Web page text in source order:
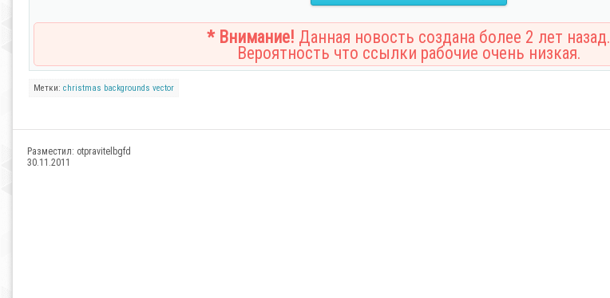
* Внимание! Данная новость создана более 2 лет назад.
Вероятность что ссылки рабочие очень низкая.
Метки: christmas backgrounds vector
Разместил: otpravitelbgfd
30.11.2011